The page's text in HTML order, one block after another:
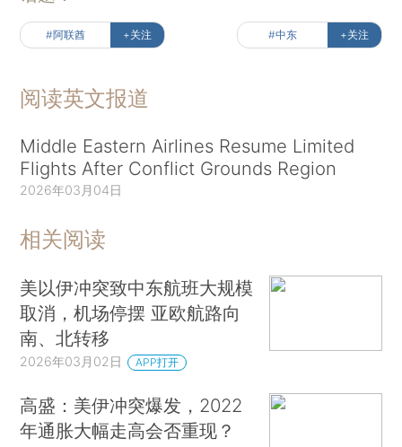
#阿联酋 +关注 #中东 +关注
阅读英文报道
Middle Eastern Airlines Resume Limited
Flights After Conflict Grounds Region
2026年03月04日
相关阅读
美以伊冲突致中东航班大规模
取消，机场停摆 亚欧航路向
南、北转移
2026年03月02日 APP打开
高盛：美伊冲突爆发，2022
年通胀大幅走高会否重现？